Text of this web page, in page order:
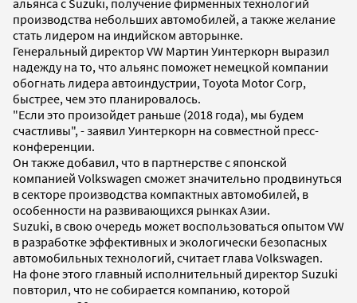
производства небольших автомобилей, а также желание
стать лидером на индийском авторынке.
Генеральный директор VW Мартин Уинтеркорн выразил
надежду на то, что альянс поможет немецкой компании
обогнать лидера автоиндустрии, Toyota Motor Corp,
быстрее, чем это планировалось.
"Если это произойдет раньше (2018 года), мы будем
счастливы", - заявил Уинтеркорн на совместной пресс-
конференции.
Он также добавил, что в партнерстве с японской
компанией Volkswagen сможет значительно продвинуться
в секторе производства компактных автомобилей, в
особенности на развивающихся рынках Азии.
Suzuki, в свою очередь может воспользоваться опытом VW
в разработке эффективных и экологически безопасных
автомобильных технологий, считает глава Volkswagen.
На фоне этого главный исполнительный директор Suzuki
повторил, что не собирается компанию, которой